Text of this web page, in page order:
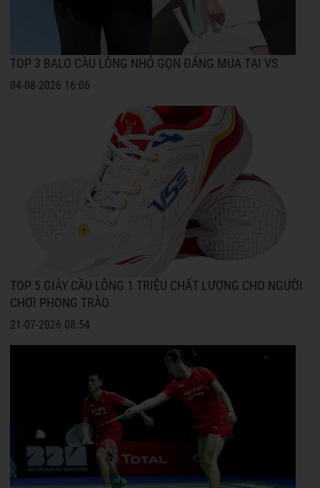
TOP 3 BALO CẦU LÔNG NHỎ GỌN ĐÁNG MUA TẠI VS
04-08-2026 16:06
TOP 5 GIÀY CẦU LÔNG 1 TRIỆU CHẤT LƯỢNG CHO NGƯỜI
CHƠI PHONG TRÀO
21-07-2026 08:54